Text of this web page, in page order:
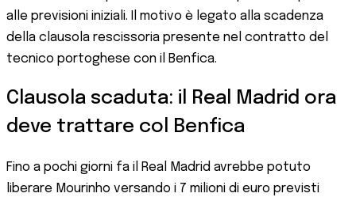
alle previsioni iniziali. Il motivo è legato alla scadenza
della clausola rescissoria presente nel contratto del
tecnico portoghese con il Benfica.
Clausola scaduta: il Real Madrid ora
deve trattare col Benfica
Fino a pochi giorni fa il Real Madrid avrebbe potuto
liberare Mourinho versando i 7 milioni di euro previsti